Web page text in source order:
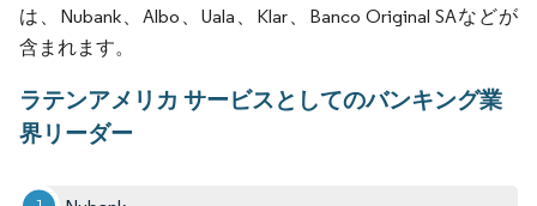
は、Nubank、Albo、Uala、Klar、Banco Original SAなどが
含まれます。
ラテンアメリカ サービスとしてのバンキング業
界リーダー